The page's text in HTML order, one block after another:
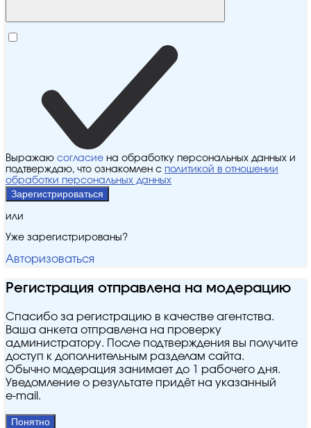
Выражаю согласие на обработку персональных данных и
подтверждаю, что ознакомлен с политикой в отношении
обработки персональных данных
Зарегистрироваться
или
Уже зарегистрированы?
Авторизоваться
Регистрация отправлена на модерацию
Спасибо за регистрацию в качестве агентства.
Ваша анкета отправлена на проверку
администратору. После подтверждения вы получите
доступ к дополнительным разделам сайта.
Обычно модерация занимает до 1 рабочего дня.
Уведомление о результате придёт на указанный
e‑mail.
Понятно